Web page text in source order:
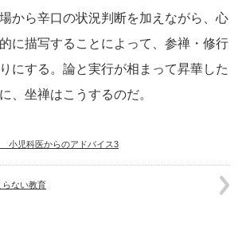
から辛口の状況判断を加えながら、心
に描写することによって、参禅・修行
にする。論と実行が相まって昇華した
、坐禅はこうするのだ。
小児科医からのアドバイス3
ない教育